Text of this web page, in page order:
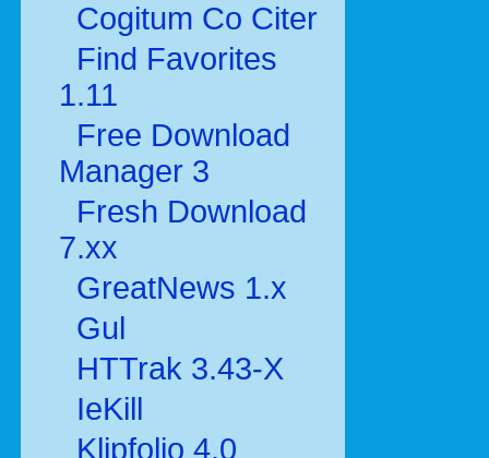
Cogitum Co Citer
Find Favorites
1.11
Free Download
Manager 3
Fresh Download
7.xx
GreatNews 1.x
Gul
HTTrak 3.43-X
IeKill
Klipfolio 4.0